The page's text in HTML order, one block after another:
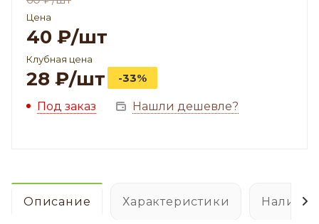
Цена
40 ₽/шт
Клубная цена
28 ₽/шт -33%
Под заказ Нашли дешевле?
Описание Характеристики